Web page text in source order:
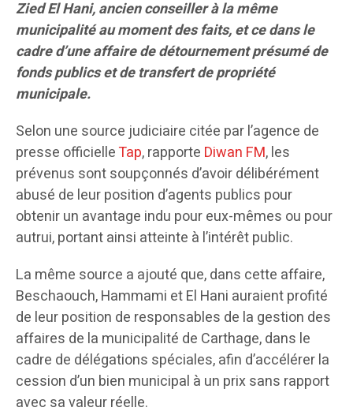
Zied El Hani, ancien conseiller à la même
municipalité au moment des faits, et ce dans le
cadre d’une affaire de détournement présumé de
fonds publics et de transfert de propriété
municipale.
Selon une source judiciaire citée par l’agence de
presse officielleTap, rapporte Diwan FM, les
prévenus sont soupçonnés d’avoir délibérément
abusé de leur position d’agents publics pour
obtenir un avantage indu pour eux-mêmes ou pour
autrui, portant ainsi atteinte à l’intérêt public.
La même source a ajouté que, dans cette affaire,
Beschaouch, Hammami et El Hani auraient profité
de leur position de responsables de la gestion des
affaires de la municipalité de Carthage, dans le
cadre de délégations spéciales, afin d’accélérer la
cession d’un bien municipal à un prix sans rapport
avec sa valeur réelle.